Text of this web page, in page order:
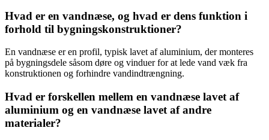
Hvad er en vandnæse, og hvad er dens funktion i
forhold til bygningskonstruktioner?
En vandnæse er en profil, typisk lavet af aluminium, der monteres
på bygningsdele såsom døre og vinduer for at lede vand væk fra
konstruktionen og forhindre vandindtrængning.
Hvad er forskellen mellem en vandnæse lavet af
aluminium og en vandnæse lavet af andre
materialer?